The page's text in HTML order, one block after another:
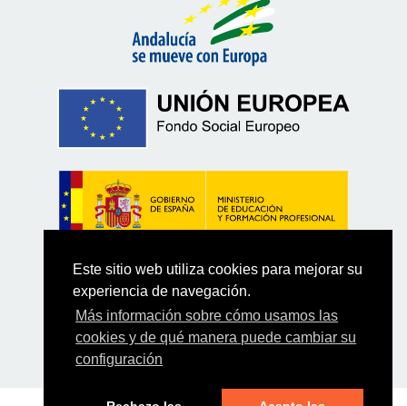
Este sitio web utiliza cookies para mejorar su
experiencia de navegación.
Más información sobre cómo usamos las
cookies y de qué manera puede cambiar su
configuración